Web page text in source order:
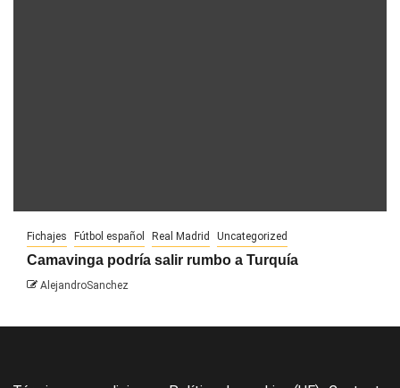
Fichajes Fútbol español Real Madrid Uncategorized
Camavinga podría salir rumbo a Turquía
AlejandroSanchez